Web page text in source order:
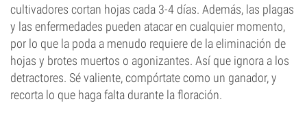
cultivadores cortan hojas cada 3-4 días. Además, las plagas
y las enfermedades pueden atacar en cualquier momento,
por lo que la poda a menudo requiere de la eliminación de
hojas y brotes muertos o agonizantes. Así que ignora a los
detractores. Sé valiente, compórtate como un ganador, y
recorta lo que haga falta durante la floración.